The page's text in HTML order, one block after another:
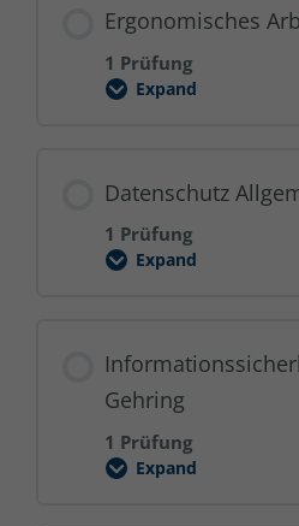
GT
Ergonomisches
1 Prüfung
Expand
Ergonomisches
Datenschutz
1 Prüfung
Expand
Datenschutz
Gehring
1 Prüfung
Expand